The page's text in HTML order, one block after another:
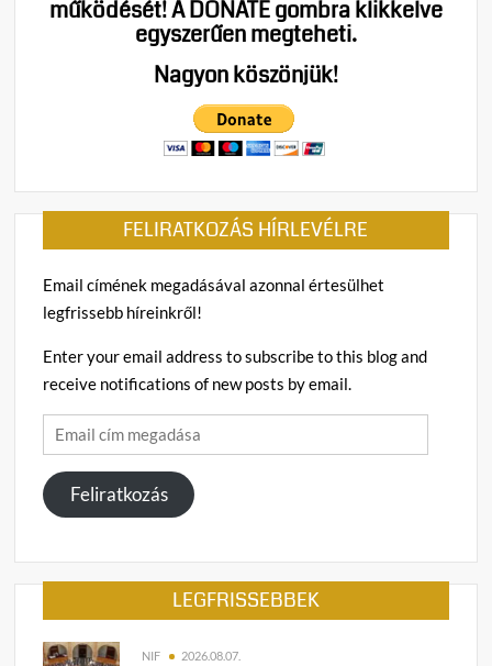
működését!A DONATE gombra klikkelve
egyszerűen megteheti.
Nagyon köszönjük!
FELIRATKOZÁS HÍRLEVÉLRE
Email címének megadásával azonnal értesülhet
legfrissebb híreinkről!
Enter your email address to subscribe to this blog and
receive notifications of new posts by email.
Email
cím
megadása
Feliratkozás
LEGFRISSEBBEK
NIF 2026.08.07.